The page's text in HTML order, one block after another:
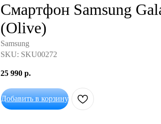
Смартфон Samsung
(Olive)
Samsung
SKU: SKU00272
25 990 р.
Добавить в корзину